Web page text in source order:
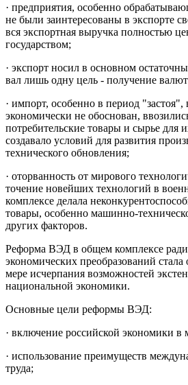
· предприятия, особенно
не были заинтересованы в экспорте
вся экспорт­ная выручка полностью
государством;
· экспорт носил в основном
вал лишь одну цель - получение
· импорт, особенно в период
экономически не обоснован,
потребитель­ские товары и сырье для
создавало условий для развития
технического обновления;
· оторванность от мирового
точение новейших технологий в
комплексе дела­ла
товары, особенно машинно-
других факторов.
Реформа ВЭД в общем комплексе
экономических преобразований
мере исчерпания возможнос­тей
национальной экономики.
Основные цели реформы ВЭД:
· включение российской экономики в
· использование преимуществ
тру­да;